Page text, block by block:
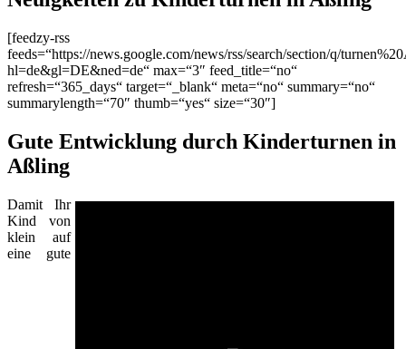
[feedzy-rss
feeds=“https://news.google.com/news/rss/search/section/q/
hl=de&gl=DE&ned=de“ max=“3″ feed_title=“no“
refresh=“365_days“ target=“_blank“ meta=“no“ summary=“no“
summarylength=“70″ thumb=“yes“ size=“30″]
Gute Entwicklung durch Kinderturnen in
Aßling
Damit Ihr
Kind von
klein auf
eine gute